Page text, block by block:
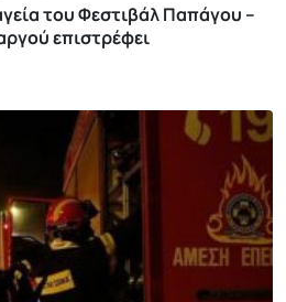
του Φεστιβάλ Παπάγου –
επιστρέφει